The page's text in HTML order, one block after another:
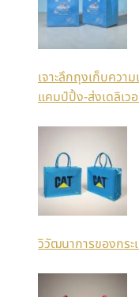
เจาะลึกถุงเก็บควา
แคมป์ปิ้ง-ส่งเดลิเว
วิวัฒนาการของกระ